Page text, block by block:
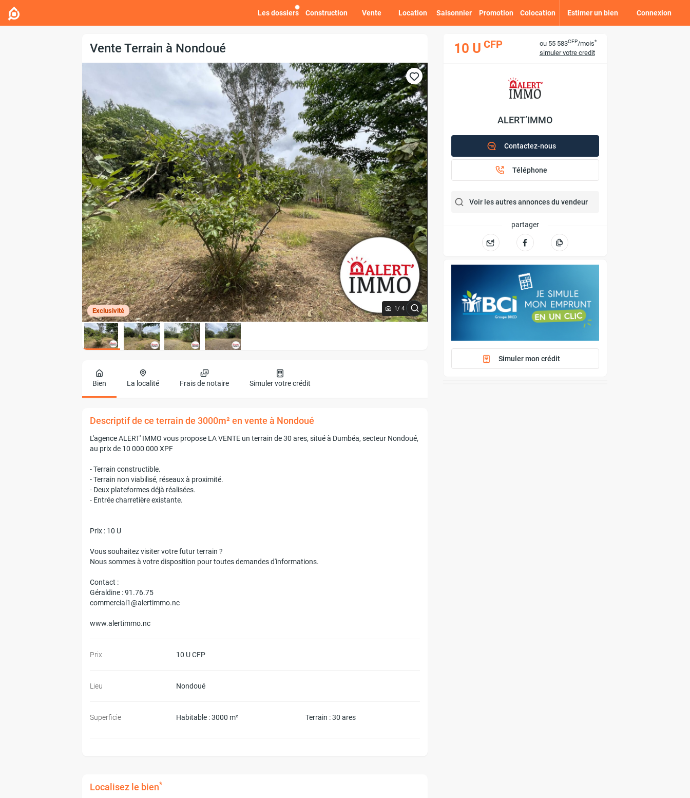
Estimer un bien Connexion
Les dossiers Construction Vente Location Saisonnier Promotion Colocation
Vente Terrain à Nondoué
1/ 4
Exclusivité
Bien La localité Frais de notaire Simuler votre crédit
Descriptif de ce terrain de 3000m² en vente à Nondoué
L'agence ALERT' IMMO vous propose LA VENTE un terrain de 30 ares, situé à Dumbéa, secteur Nondoué,
au prix de 10 000 000 XPF
- Terrain constructible.
- Terrain non viabilisé, réseaux à proximité.
- Deux plateformes déjà réalisées.
- Entrée charretière existante.
Prix : 10 U
Vous souhaitez visiter votre futur terrain ?
Nous sommes à votre disposition pour toutes demandes d'informations.
Contact :
Géraldine : 91.76.75
commercial1@alertimmo.nc
www.alertimmo.nc
Prix 10 U CFP
Lieu Nondoué
Superficie Habitable : 3000 m² Terrain : 30 ares
Localisez le bien*
10 U CFP ou 55 583CFP/mois*
simuler votre credit
ALERT’IMMO
Contactez-nous
Téléphone
Voir les autres annonces du vendeur
partager
Simuler mon crédit